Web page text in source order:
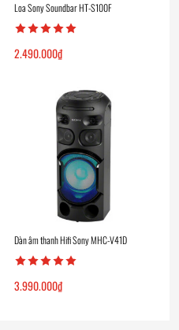
Loa Sony Soundbar HT-S100F
2.490.000₫
Dàn âm thanh Hifi Sony MHC-V41D
3.990.000₫